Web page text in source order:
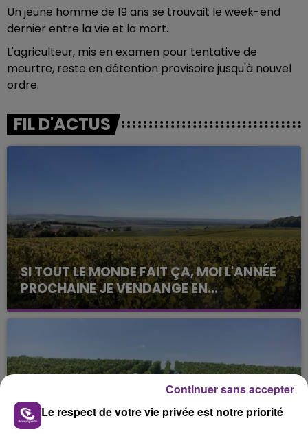
Un jeune homme de 19 ans se trouvait le week-end
dernier entre la vie et la mort.
L'agriculteur, mis en examen pour tentative de
meurtre, reste en détention provisoire jusqu'à nouvel
ordre.
FIL D'ACTUS
SI TOUT LE MONDE FAIT ÇA, MOI L'ANNÉE
PROCHAINE JE VENDANGE EN...
La vendange en Champagne a débuté ce jeudi 6
août dans la commune de Montgueux (Aube). Du
Le respect de votre vie privée est notre priorité
Continuer sans accepter